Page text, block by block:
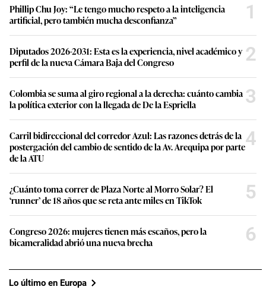
Phillip Chu Joy: “Le tengo mucho respeto a la inteligencia
artificial, pero también mucha desconfianza”
1
Diputados 2026-2031: Esta es la experiencia, nivel académico y
perfil de la nueva Cámara Baja del Congreso
2
Colombia se suma al giro regional a la derecha: cuánto cambia
la política exterior con la llegada de De la Espriella
3
Carril bidireccional del corredor Azul: Las razones detrás de la
postergación del cambio de sentido de la Av. Arequipa por parte
de la ATU
4
¿Cuánto toma correr de Plaza Norte al Morro Solar? El
‘runner’ de 18 años que se reta ante miles en TikTok
5
Congreso 2026: mujeres tienen más escaños, pero la
bicameralidad abrió una nueva brecha
6
Lo último en Europa